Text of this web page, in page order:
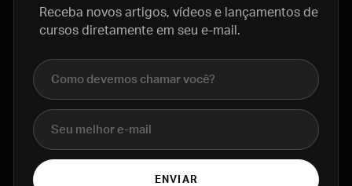
Receba novos artigos, vídeos e lançamentos de
cursos diretamente em seu e-mail.
Nome completo
E-mail
ENVIAR